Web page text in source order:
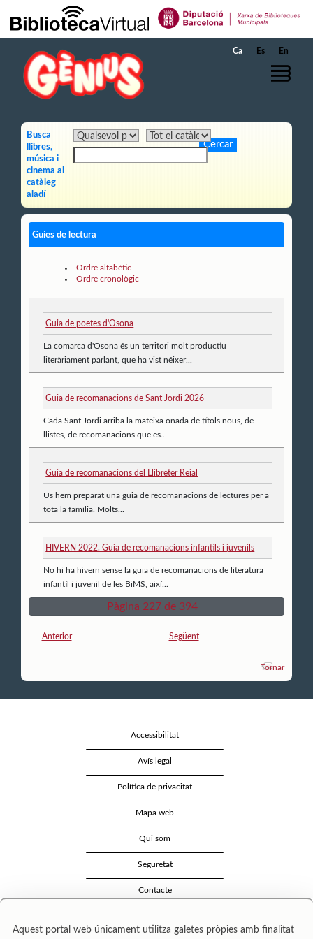
Salta al contingut principal
Ca Es En
Busca
llibres,
música i
cinema al
catàleg
aladí
Guíes de lectura
Ordre alfabètic
Ordre cronològic
Guia de poetes d'Osona
La comarca d'Osona és un territori molt productiu
literàriament parlant, que ha vist néixer...
Guia de recomanacions de Sant Jordi 2026
Cada Sant Jordi arriba la mateixa onada de títols nous, de
llistes, de recomanacions que es...
Guia de recomanacions del Llibreter Reial
Us hem preparat una guia de recomanacions de lectures per a
tota la família. Molts...
HIVERN 2022. Guia de recomanacions infantils i juvenils
No hi ha hivern sense la guia de recomanacions de literatura
infantil i juvenil de les BiMS, així...
Pàgina 227 de 394
Anterior Següent
Tornar
Accessibilitat
Avís legal
Política de privacitat
Mapa web
Qui som
Seguretat
Contacte
Aquest portal web únicament utilitza galetes pròpies amb finalitat